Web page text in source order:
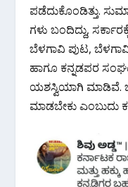
ಪಡೆದುಕೊಂಡಿತ್ತು.
ಗಳು ಬಂದಿದ್ದು,
ಬೆಳಗಾವಿ ಪುಟ,
ಹಾಗೂ ಕನ್ನಡಪರ
ಯಶಸ್ವಿಯಾಗಿ ಮಾಡಿವೆ.
ಮಾಡಬೇಕು ಎಂಬುದು